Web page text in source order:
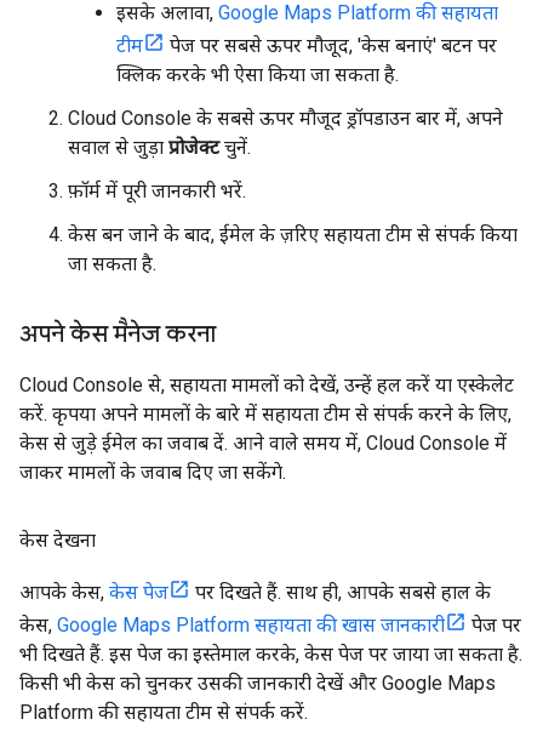
इसके अलावा, Google Maps Platform की सहायता
टीम
पेज पर सबसे ऊपर मौजूद, 'केस बनाएं' बटन पर
क्लिक करके भी ऐसा किया जा सकता है.
Cloud Console के सबसे ऊपर मौजूद ड्रॉपडाउन बार में, अपने
सवाल से जुड़ा प्रोजेक्टचुनें.
फ़ॉर्म में पूरी जानकारी भरें.
केस बन जाने के बाद, ईमेल के ज़रिए सहायता टीम से संपर्क किया
जा सकता है.
अपने केस मैनेज करना
Cloud Console से, सहायता मामलों को देखें, उन्हें हल करें या एस्केलेट
करें. कृपया अपने मामलों के बारे में सहायता टीम से संपर्क करने के लिए,
केस से जुड़े ईमेल का जवाब दें. आने वाले समय में, Cloud Console में
जाकर मामलों के जवाब दिए जा सकेंगे.
केस देखना
आपके केस, केस पेज
पर दिखते हैं. साथ ही, आपके सबसे हाल के
केस, Google Maps Platform सहायता की खास जानकारी
पेज पर
भी दिखते हैं. इस पेज का इस्तेमाल करके, केस पेज पर जाया जा सकता है.
किसी भी केस को चुनकर उसकी जानकारी देखें और Google Maps
Platform की सहायता टीम से संपर्क करें.